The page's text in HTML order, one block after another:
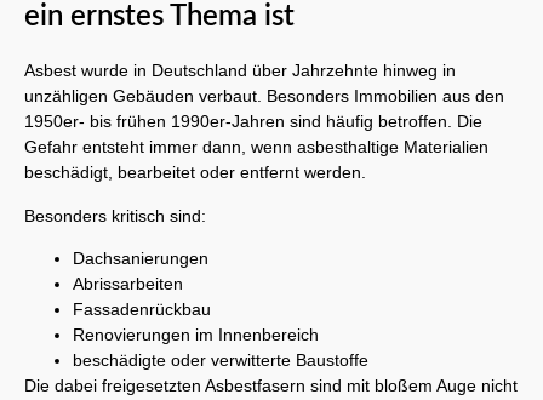
ein ernstes Thema ist
Asbest wurde in Deutschland über Jahrzehnte hinweg in
unzähligen Gebäuden verbaut. Besonders Immobilien aus den
1950er- bis frühen 1990er-Jahren sind häufig betroffen. Die
Gefahr entsteht immer dann, wenn asbesthaltige Materialien
beschädigt, bearbeitet oder entfernt werden.
Besonders kritisch sind:
Dachsanierungen
Abrissarbeiten
Fassadenrückbau
Renovierungen im Innenbereich
beschädigte oder verwitterte Baustoffe
Die dabei freigesetzten Asbestfasern sind mit bloßem Auge nicht